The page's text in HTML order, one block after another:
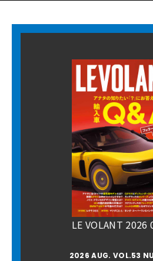
LE VOLANT 2026
2026 AUG. VOL.53